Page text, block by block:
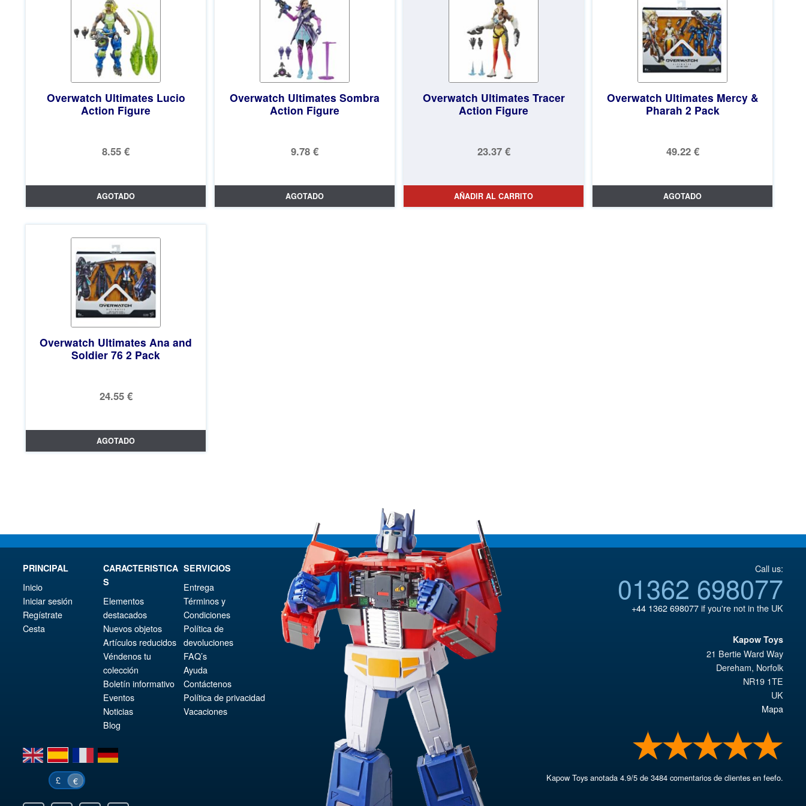
Overwatch Ultimates Lucio
Action Figure
8.55 €
AGOTADO
Overwatch Ultimates Sombra
Action Figure
9.78 €
AGOTADO
Overwatch Ultimates Tracer
Action Figure
23.37 €
AÑADIR AL CARRITO
Overwatch Ultimates Mercy &
Pharah 2 Pack
49.22 €
AGOTADO
Overwatch Ultimates Ana and
Soldier 76 2 Pack
24.55 €
AGOTADO
PRINCIPAL
Inicio
Iniciar sesión
Regístrate
Cesta
CARACTERISTICA
S
Elementos
destacados
Nuevos objetos
Artículos reducidos
Véndenos tu
colección
Boletín informativo
Eventos
Noticias
Blog
SERVICIOS
Entrega
Términos y
Condiciones
Política de
devoluciones
FAQ’s
Ayuda
Contáctenos
Política de privacidad
Vacaciones
en es fr de
£ €
Call us:
01362 698077
+44 1362 698077if you're not in the UK
Kapow Toys
21 Bertie Ward Way
Dereham, Norfolk
NR19 1TE
UK
Mapa
Kapow Toys anotada4.9/5 de3484 comentarios de clientes en feefo.